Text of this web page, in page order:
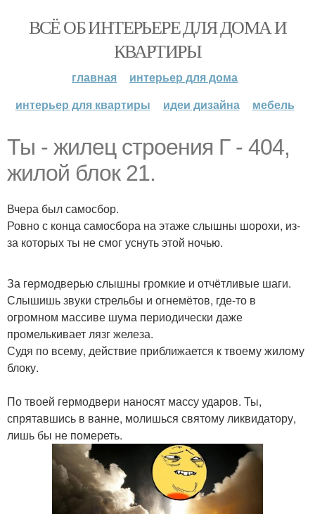
ВСЁ ОБ ИНТЕРЬЕРЕ ДЛЯ ДОМА И
КВАРТИРЫ
главная
интерьер для дома
интерьер для квартиры
идеи дизайна мебель
Ты - жилец строения Г - 404,
жилой блок 21.
Вчера был самосбор.
Ровно с конца самосбора на этаже слышны шорохи, из-
за которых ты не смог уснуть этой ночью.
За гермодверью слышны громкие и отчётливые шаги.
Слышишь звуки стрельбы и огнемётов, где-то в
огромном массиве шума периодически даже
промелькивает лязг железа.
Судя по всему, действие приближается к твоему жилому
блоку.
По твоей гермодвери наносят массу ударов. Ты,
спрятавшись в ванне, молишься святому ликвидатору,
лишь бы не помереть.